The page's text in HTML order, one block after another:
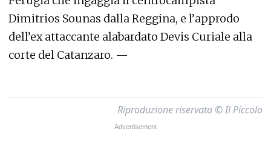
Dimitrios Sounas dalla Reggina, e l’approdo
dell’ex attaccante alabardato Devis Curiale alla
corte del Catanzaro. —
Riproduzione riservata © Il Piccolo